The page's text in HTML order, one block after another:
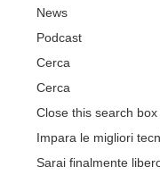
News
Podcast
Cerca
Cerca
Close this search box
Impara le migliori
Sarai finalmente